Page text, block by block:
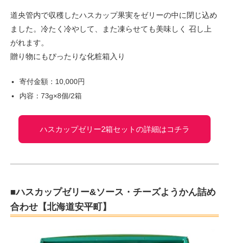
道央管内で収穫したハスカップ果実をゼリーの中に閉じ込め
ました。冷たく冷やして、また凍らせても美味しく 召し上
がれます。
贈り物にもぴったりな化粧箱入り
寄付金額：10,000円
内容：73g×8個/2箱
ハスカップゼリー2箱セットの詳細はコチラ
■ハスカップゼリー&ソース・チーズようかん詰め
合わせ【北海道安平町】